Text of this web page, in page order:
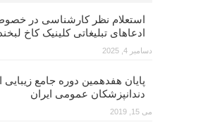
استعلام نظر کارشناسی در
ادعاهای تبلیغاتی کلینیک کاخ
دسامبر 4, 2025
پایان هفدهمین دوره جامع زیبایی
دندانپزشکان عمومی ایران
می 15, 2019